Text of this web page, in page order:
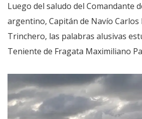
Luego del saludo del Comandante
argentino, Capitán de Navío Carlos
Trinchero, las palabras alusivas
Teniente de Fragata Maximiliano